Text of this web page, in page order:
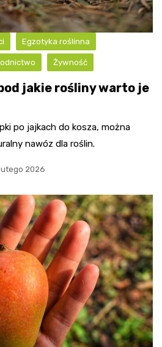
Egzotyka roślinna
Żywność
jakie rośliny warto je
po jajkach do kosza, można
nawóz dla roślin.
2026